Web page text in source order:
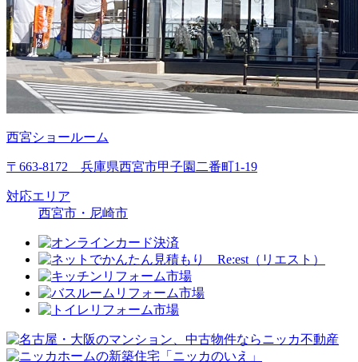
西宮ショールーム
〒663-8172 兵庫県西宮市甲子園二番町1-19
対応エリア
西宮市・尼崎市